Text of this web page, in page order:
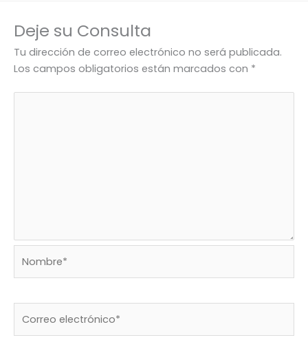
Deje su Consulta
Tu dirección de correo electrónico no será publicada.
Los campos obligatorios están marcados con *
electrónico*